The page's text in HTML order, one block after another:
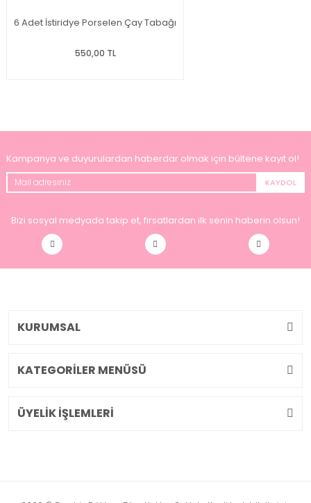
6 Adet İstiridye Porselen Çay Tabağı
550,00 TL
Kampanya ve duyurulardan haberdar olmak için bültene kayıt ol!
KAYDOL
Bizi sosyal medyada takip et, fırsatlardan ilk senin haberin olsun!
KURUMSAL
KATEGORİLER MENÜSÜ
ÜYELİK İŞLEMLERİ